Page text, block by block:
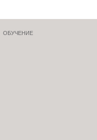
ОБУЧЕНИЕ